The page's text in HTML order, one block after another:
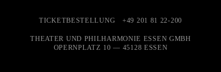
TICKETBESTELLUNG +49 201 81 22-200
THEATER UND PHILHARMONIE ESSEN GMBH
OPERNPLATZ 10 — 45128 ESSEN